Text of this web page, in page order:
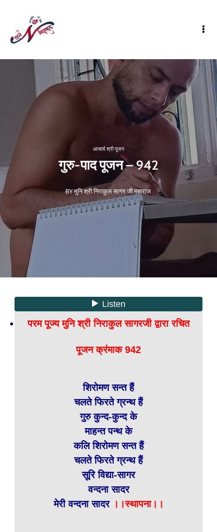
आचार्य श्री पूजन
गुरु-पाद पूजन – 942
BY मुनि श्री निराकुल सागर जी महाराज
परम पूज्य मुनि श्री निराकुल सागरजी द्वारा रचित
पूजन क्रंमाक 942
शिरोमण सन्त हैं
चलते फिरते ग्रन्थ हैं
गुरु कुन्द-कुन्द के
माहन्त पन्थ के
कलि शिरोमण सन्त हैं
चलते फिरते ग्रन्थ हैं
सूरि विद्या-सागर
वन्दना सादर
मेरी वन्दना सादर ।।स्थापना।।